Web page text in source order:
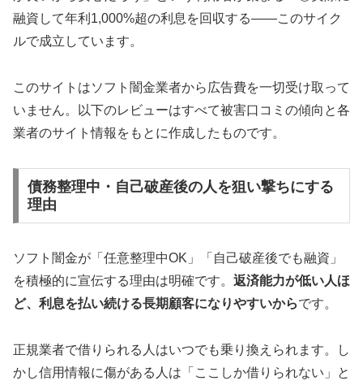
融資して年利1,000%超の利息を回収する——このサイク
ルで成立しています。
このサイトはソフト闇金業者から広告費を一切受け取って
いません。以下のレビューはすべて被害口コミの傾向と各
業者のサイト情報をもとに作成したものです。
債務整理中・自己破産後の人を狙い撃ちにする
理由
ソフト闇金が「任意整理中OK」「自己破産後でも融資」
を積極的に宣伝する理由は明確です。 返済能力が低い人ほ
ど、利息を払い続ける長期顧客になりやすいからです。
正規業者で借りられる人はいつでも乗り換えられます。し
かし信用情報に傷がある人は「ここしか借りられない」と